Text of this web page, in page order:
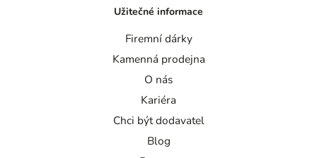
Užitečné informace
Firemní dárky
Kamenná prodejna
O nás
Kariéra
Chci být dodavatel
Blog